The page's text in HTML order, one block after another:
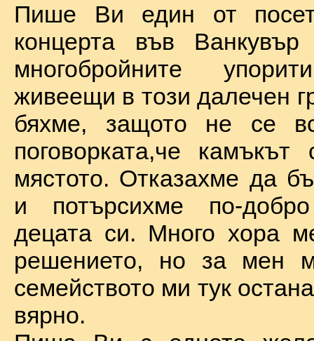
Пише Ви един от
концерта във
многобройните
живеещи в този далечен
бяхме, защото не се
поговорката,че
мястото. Отказахме да
и потърсихме по-
децата си. Много хора
решението, но за мен
семейството ми тук
вярно.